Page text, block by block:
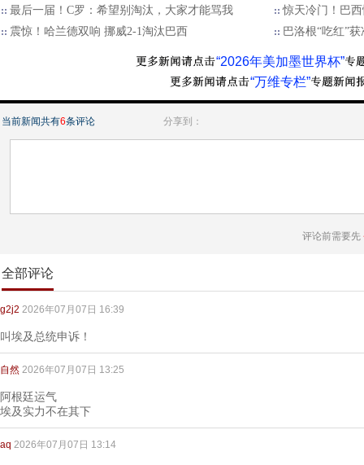
最后一届！C罗：希望别淘汰，大家才能骂我
惊天冷门！巴
震惊！哈兰德双响 挪威2-1淘汰巴西
巴洛根“吃红”
“2026年美加墨世界杯”
“万维专栏”
当前新闻共有6条评论 分享到：
评论前需要先
全部评论
g2j2 2026年07月07日 16:39
叫埃及总统申诉！
自然 2026年07月07日 13:25
阿根廷运气
埃及实力不在其下
aq 2026年07月07日 13:14